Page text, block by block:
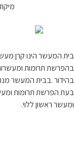
מיקוד: 4081003 תא-דואר:
בית המעשר הינו קרן
בהפרשת תרומות
בהידור .בבית המעשר
בעת הפרשת תרומות
ומעשר ראשון ללוי.